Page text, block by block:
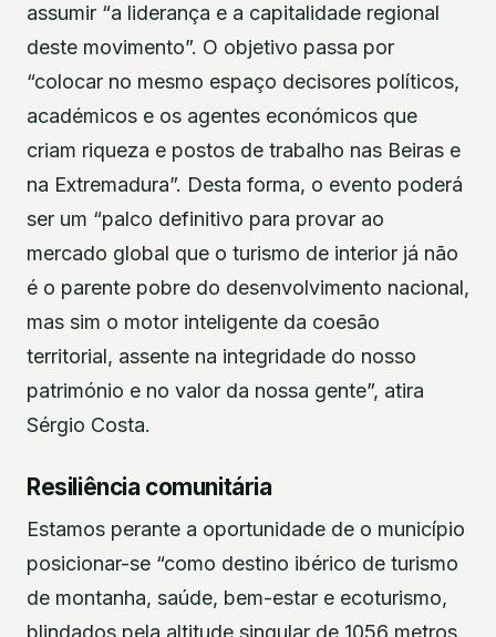
assumir “a liderança e a capitalidade regional
deste movimento”. O objetivo passa por
“colocar no mesmo espaço decisores políticos,
académicos e os agentes económicos que
criam riqueza e postos de trabalho nas Beiras e
na Extremadura”. Desta forma, o evento poderá
ser um “palco definitivo para provar ao
mercado global que o turismo de interior já não
é o parente pobre do desenvolvimento nacional,
mas sim o motor inteligente da coesão
territorial, assente na integridade do nosso
património e no valor da nossa gente”, atira
Sérgio Costa.
Resiliência comunitária
Estamos perante a oportunidade de o município
posicionar-se “como destino ibérico de turismo
de montanha, saúde, bem-estar e ecoturismo,
blindados pela altitude singular de 1056 metros